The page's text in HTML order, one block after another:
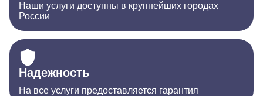
Наши услуги доступны в крупнейших городах
России
Надежность
На все услуги предоставляется гарантия